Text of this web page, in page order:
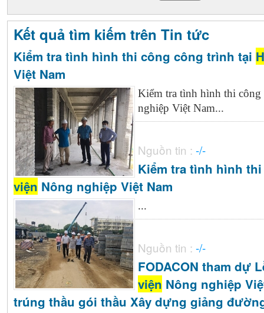
Kết quả tìm kiếm trên Tin tức
Kiểm tra tình hình thi công công trình tại
Việt Nam
Kiểm tra tình hình thi
nghiệp Việt Nam...
Nguồn tin : -/-
Kiểm tra tình hình
viện Nông nghiệp Việt Nam
...
Nguồn tin : -/-
FODACON tham dự
viện Nông nghiệp
trúng thầu gói thầu Xây dựng giảng